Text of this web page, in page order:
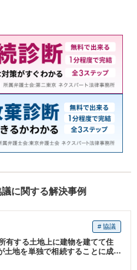
す。
に関する解決事例
# 協議
有する土地上に建物を建てて住
土地を単独で相続することに成